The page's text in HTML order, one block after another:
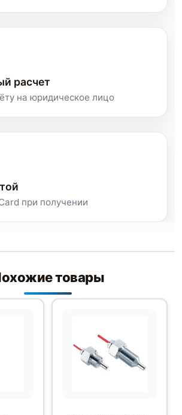
расчет
на юридическое лицо
при получении
товары